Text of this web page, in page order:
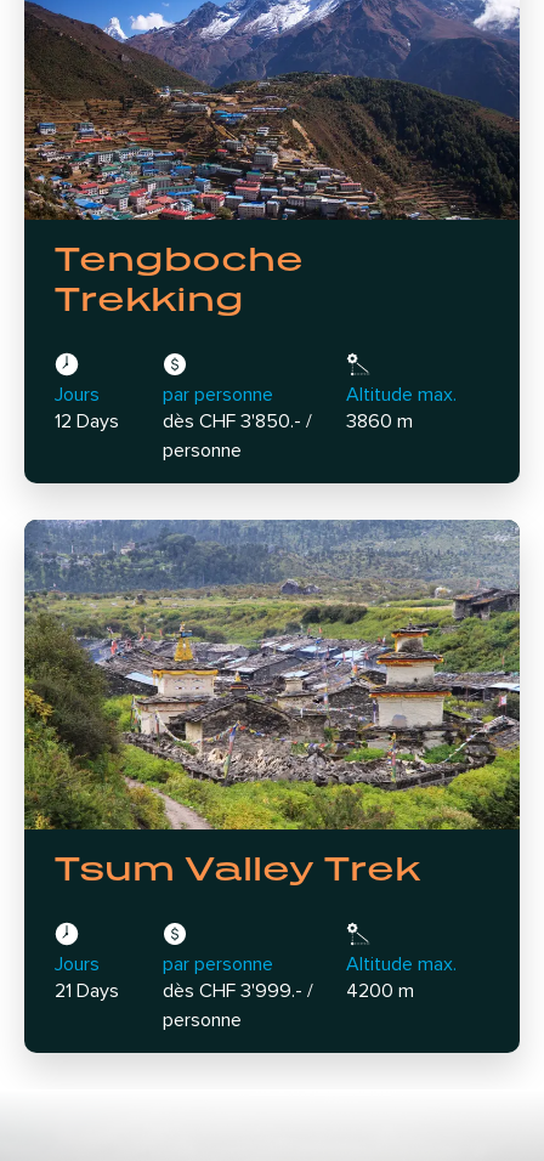
Tengboche
Trekking
Jours
12 Days
par personne
dès CHF 3'850.- /
personne
Altitude max.
3860 m
Tsum Valley Trek
Jours
21 Days
par personne
dès CHF 3'999.- /
personne
Altitude max.
4200 m